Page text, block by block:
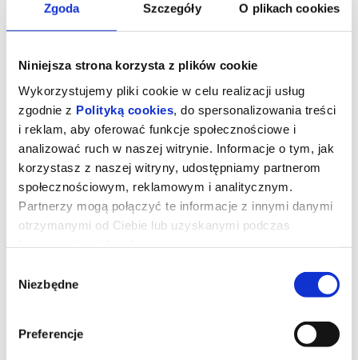
Zgoda Szczegóły O plikach cookies
Niniejsza strona korzysta z plików cookie
Wykorzystujemy pliki cookie w celu realizacji usług
zgodnie z Polityką cookies , do spersonalizowania treści
i reklam, aby oferować funkcje społecznościowe i
analizować ruch w naszej witrynie. Informacje o tym, jak
korzystasz z naszej witryny, udostępniamy partnerom
społecznościowym, reklamowym i analitycznym.
Partnerzy mogą połączyć te informacje z innymi danymi
otrzymanymi od Ciebie lub uzyskanymi podczas
zgody
Niezbędne
Preferencje
DIABEŁ UBIERA SIĘ U PRADY 2
(NAPISY)
Miranda Priestly powraca! Dwadzieścia lat po wydarzeniach, które
spotykają się na stylowych ulicach Nowego Jorku i w eleganckich
biurach magazynu Runway. Meryl Streep, Anne Hathaway, Emily
Blunt oraz Stanley Tucci ponownie wcielają się w swoje ikoniczne